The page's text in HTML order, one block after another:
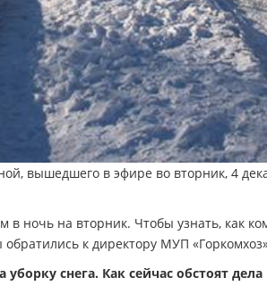
вышедшего в эфире во вторник, 4
в ночь на вторник. Чтобы узнать, как
к директору МУП
снега. Как сейчас обстоят дела